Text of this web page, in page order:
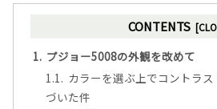
CONTENTS
プジョー5008の外観を改めて
カラーを選ぶ上でコントラ
づいた件